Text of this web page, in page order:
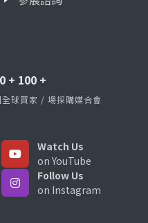
+ 100 +
全球買家 / 場採購媒合會
Watch Us
on YouTube
Follow Us
on Instagram